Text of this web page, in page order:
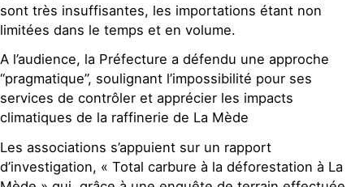
sont très insuffisantes, les importations étant non
limitées dans le temps et en volume.
A l’audience, la Préfecture a défendu une approche
“pragmatique”, soulignant l’impossibilité pour ses
services de contrôler et apprécier les impacts
climatiques de la raffinerie de La Mède
Les associations s’appuient sur un rapport
d’investigation, « Total carbure à la déforestation à La